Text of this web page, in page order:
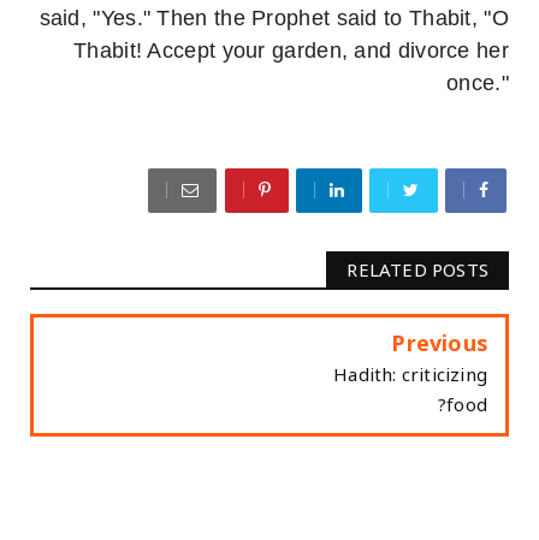
said, "Yes." Then the Prophet said to Thabit, "O
Thabit! Accept your garden, and divorce her
once."
RELATED POSTS
Previous
Hadith: criticizing
food?